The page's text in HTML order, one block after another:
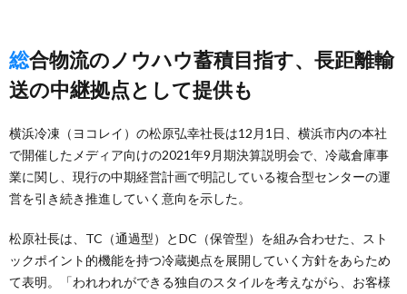
総合物流のノウハウ蓄積目指す、長距離輸
送の中継拠点として提供も
横浜冷凍（ヨコレイ）の松原弘幸社長は12月1日、横浜市内の本社
で開催したメディア向けの2021年9月期決算説明会で、冷蔵倉庫事
業に関し、現行の中期経営計画で明記している複合型センターの運
営を引き続き推進していく意向を示した。
松原社長は、TC（通過型）とDC（保管型）を組み合わせた、スト
ックポイント的機能を持つ冷蔵拠点を展開していく方針をあらため
て表明。「われわれができる独自のスタイルを考えながら、お客様